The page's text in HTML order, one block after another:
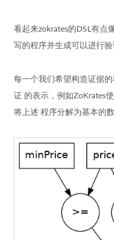
看起来zokrates的DSL有点
写的程序并生成可以进行验
每一个我们希望构造证据
证 的表示，例如ZoKrates
将上述 程序分解为基本的数